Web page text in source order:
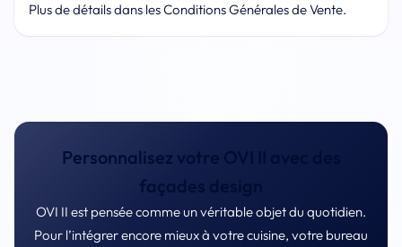
Plus de détails dans les Conditions Générales de Vente.
Personnalisez votre OVI II avec des
façades design
OVI II est pensée comme un véritable objet du quotidien.
Pour l’intégrer encore mieux à votre cuisine, votre bureau